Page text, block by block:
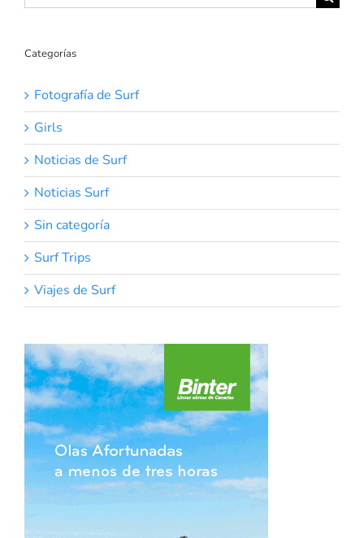
Categorías
Fotografía de Surf
Girls
Noticias de Surf
Noticias Surf
Sin categoría
Surf Trips
Viajes de Surf